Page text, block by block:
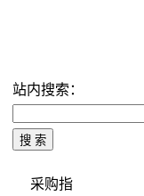
站内搜索：
采购指